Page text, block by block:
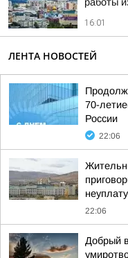
16:01
ЛЕНТА НОВОСТЕЙ
70-
России
22:06
22:06
Добрый